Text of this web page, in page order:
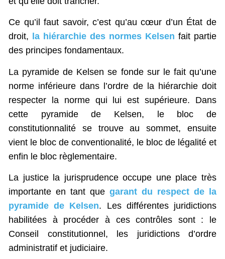
Ce qu’il faut savoir, c’est qu’au cœur d’un État de
droit,
la hiérarchie des normes Kelsen fait partie
des principes fondamentaux.
La pyramide de Kelsen se fonde sur le fait qu’une
norme inférieure dans l’ordre de la hiérarchie doit
respecter la norme qui lui est supérieure. Dans
cette pyramide de Kelsen, le bloc de
constitutionnalité se trouve au sommet, ensuite
vient le bloc de conventionalité, le bloc de légalité et
enfin le bloc règlementaire.
La justice la jurisprudence occupe une place très
importante en tant que garant du respect de la
pyramide de Kelsen. Les différentes juridictions
habilitées à procéder à ces contrôles sont : le
Conseil constitutionnel, les juridictions d’ordre
administratif et judiciaire.